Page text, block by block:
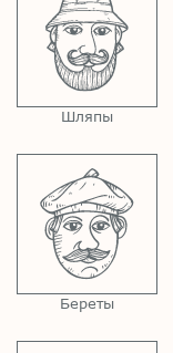
Шляпы
Береты